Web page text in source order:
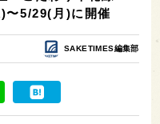
5/29(月)に開催
SAKETIMES編集部